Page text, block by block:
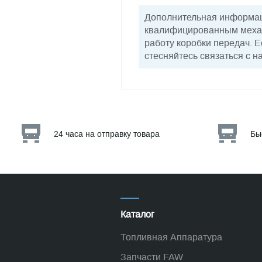
Дополнительная
квалифицированным
работу коробки передач.
стесняйтесь связаться с
24 часа на отправку товара
Каталог
Топливная Аппаратура
Запчасти FAW